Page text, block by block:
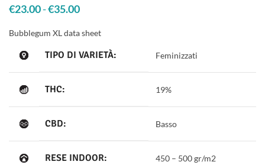
€23.00-€35.00
Bubblegum XL data sheet
TIPO DI VARIETÀ: Feminizzati
THC: 19%
CBD: Basso
RESE INDOOR: 450 – 500 gr/m2